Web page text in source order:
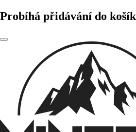
Probíhá přidávání do